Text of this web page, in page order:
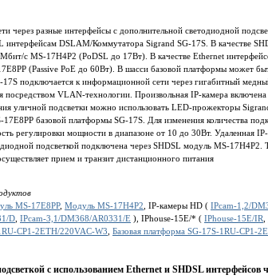
через разные интерфейсы с дополнительной светодиодной
DSLAM/Коммутатора Sigrand SG-17S. В качестве
c MS-17H4P2 (PoDSL до 17Вт). В качестве Ethernet
(Passive PoE до 60Вт). В шасси базовой платформы может
подключается к информационной сети через гигабитный
посредством VLAN-технологии. Произвольная IP-камера включена
уличной подсветки можно использовать LED-прожекторы
базовой платформы SG-17S. Для изменения количества
регулировки мощности в диапазоне от 10 до 30Вт. Удаленная
подсветкой подключена через SHDSL модуль MS-17H4P2.
прием и транзит дистанционного питания
MS-17E8PP, Модуль MS-17H4P2 , IP-камеры HD ( IPcam-1,2/
D IPcam-3,1/DM368/AR0331/E ), IPhouse-15E/* ( IPhouse-15E/IR
CP1-2ETH/220VAC-W3 Базовая платформа SG-17S-1RU-CP1-
с использованием Ethernet и SHDSL интерфейсов